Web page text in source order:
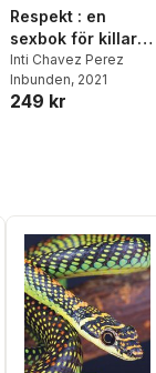
Respekt : en
sexbok för killar
(lättläst)
Inti Chavez Perez
Inbunden, 2021
249 kr